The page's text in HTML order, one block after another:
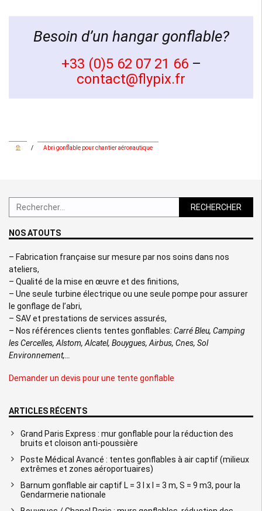
Besoin d’un hangar gonflable?
+33 (0)5 62 07 21 66–
contact@flypix.fr
/ Abri gonflable pour chantier aéronautique
Rechercher :
NOS ATOUTS
– Fabrication française sur mesure par nos soins dans nos
ateliers,
– Qualité de la mise en œuvre et des finitions,
– Une seule turbine électrique ou une seule pompe pour assurer
le gonflage de l’abri,
– SAV et prestations de services assurés,
– Nos références clients tentes gonflables: Carré Bleu, Camping
les Cercelles, Alstom, Alcatel, Bouygues, Airbus, Cnes, Sol
Environnement,…
Demander un devis pour une tente gonflable
ARTICLES RÉCENTS
Grand Paris Express : mur gonflable pour la réduction des
bruits et cloison anti-poussière
Poste Médical Avancé : tentes gonflables à air captif (milieux
extrêmes et zones aéroportuaires)
Barnum gonflable air captif L = 3 l x l = 3 m, S = 9 m3, pour la
Gendarmerie nationale